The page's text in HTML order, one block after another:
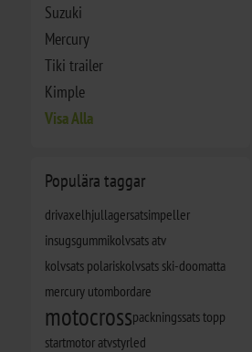
Suzuki
Mercury
Tiki trailer
Kimple
Visa Alla
Populära taggar
drivaxelhjullagersatsimpeller
insugsgummikolvsats atv
kolvsats polariskolvsats ski-doomatta
mercury utombordare
motocrosspackningssats topp
startmotor atvstyrled